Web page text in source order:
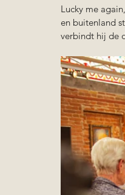
Lucky me
en buitenland
verbindt hij de